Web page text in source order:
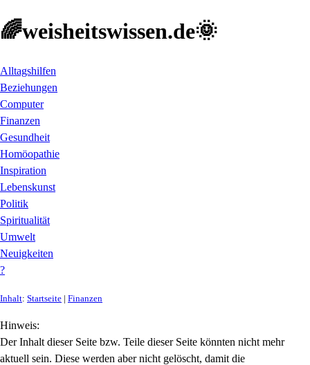
🌈weisheitswissen.de🌞
Alltagshilfen
Beziehungen
Computer
Finanzen
Gesundheit
Homöopathie
Inspiration
Lebenskunst
Politik
Spiritualität
Umwelt
Neuigkeiten
?
Inhalt: Startseite | Finanzen
Hinweis:
Der Inhalt dieser Seite bzw. Teile dieser Seite könnten nicht mehr
aktuell sein. Diese werden aber nicht gelöscht, damit die